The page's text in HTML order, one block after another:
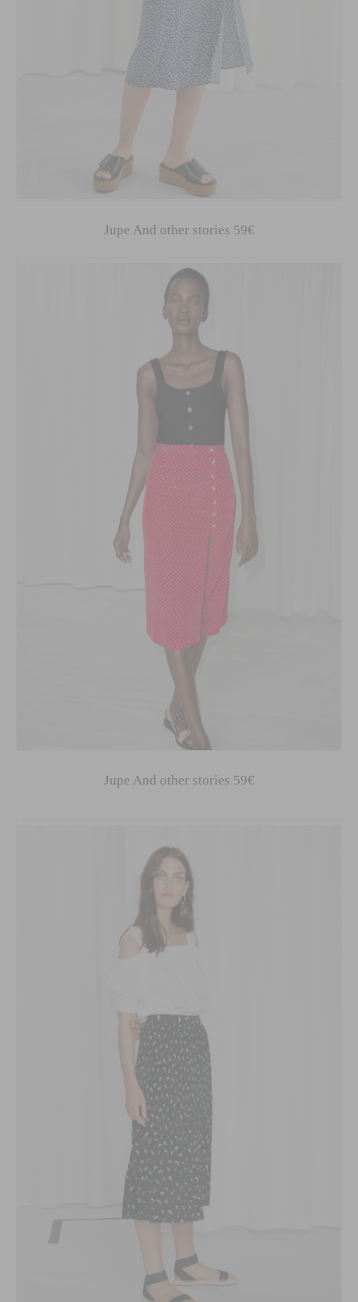
Jupe And other stories 59€
Jupe And other stories 59€